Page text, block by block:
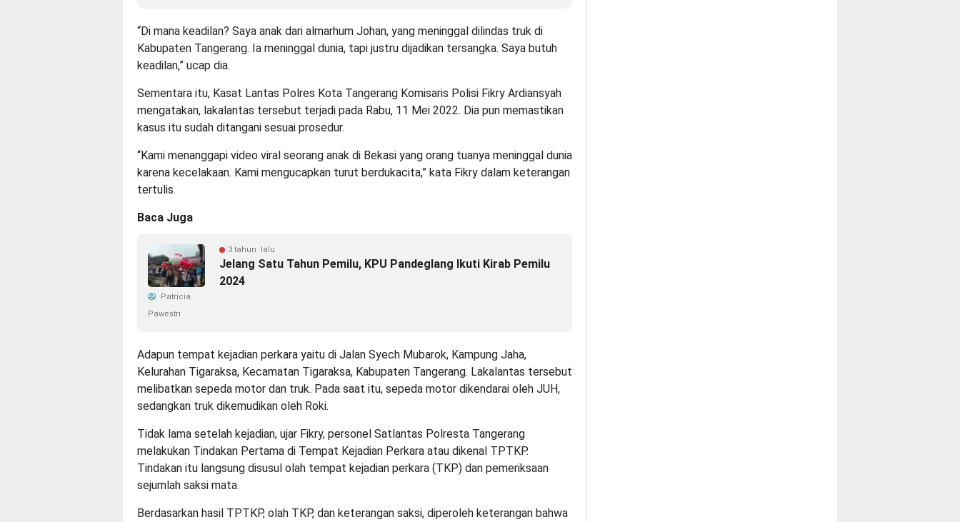
“Di mana keadilan? Saya anak dari almarhum Johan, yang meninggal dilindas truk di
Kabupaten Tangerang. Ia meninggal dunia, tapi justru dijadikan tersangka. Saya butuh
keadilan,” ucap dia.
Sementara itu, Kasat Lantas Polres Kota Tangerang Komisaris Polisi Fikry Ardiansyah
mengatakan, lakalantas tersebut terjadi pada Rabu, 11 Mei 2022. Dia pun memastikan
kasus itu sudah ditangani sesuai prosedur.
“Kami menanggapi video viral seorang anak di Bekasi yang orang tuanya meninggal dunia
karena kecelakaan. Kami mengucapkan turut berdukacita,” kata Fikry dalam keterangan
tertulis.
Baca Juga
3 tahun lalu
Jelang Satu Tahun Pemilu, KPU Pandeglang Ikuti Kirab Pemilu
2024
Patricia
Pawestri
Adapun tempat kejadian perkara yaitu di Jalan Syech Mubarok, Kampung Jaha,
Kelurahan Tigaraksa, Kecamatan Tigaraksa, Kabupaten Tangerang. Lakalantas tersebut
melibatkan sepeda motor dan truk. Pada saat itu, sepeda motor dikendarai oleh JUH,
sedangkan truk dikemudikan oleh Roki.
Tidak lama setelah kejadian, ujar Fikry, personel Satlantas Polresta Tangerang
melakukan Tindakan Pertama di Tempat Kejadian Perkara atau dikenal TPTKP.
Tindakan itu langsung disusul olah tempat kejadian perkara (TKP) dan pemeriksaan
sejumlah saksi mata.
Berdasarkan hasil TPTKP, olah TKP, dan keterangan saksi, diperoleh keterangan bahwa